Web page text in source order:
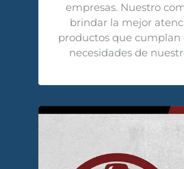
empresas. Nuestro
brindar la mejor
productos que cumplan
necesidades de